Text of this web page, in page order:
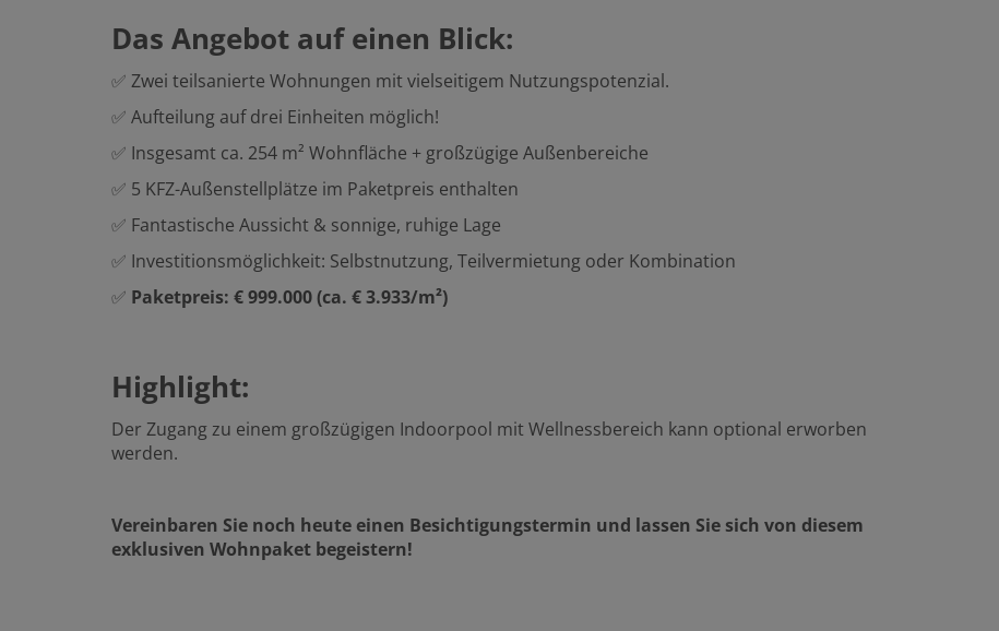
Das Angebot auf einen Blick:
✅ Zwei teilsanierte Wohnungen mit vielseitigem Nutzungspotenzial.
✅ Aufteilung auf drei Einheiten möglich!
✅ Insgesamt ca. 254 m² Wohnfläche + großzügige Außenbereiche
✅ 5 KFZ-Außenstellplätze im Paketpreis enthalten
✅ Fantastische Aussicht & sonnige, ruhige Lage
✅ Investitionsmöglichkeit: Selbstnutzung, Teilvermietung oder Kombination
✅ Paketpreis: € 999.000 (ca. € 3.933/m²)
Highlight:
Der Zugang zu einem großzügigen Indoorpool mit Wellnessbereich kann optional erworben
werden.
Vereinbaren Sie noch heute einen Besichtigungstermin und lassen Sie sich von diesem
exklusiven Wohnpaket begeistern!